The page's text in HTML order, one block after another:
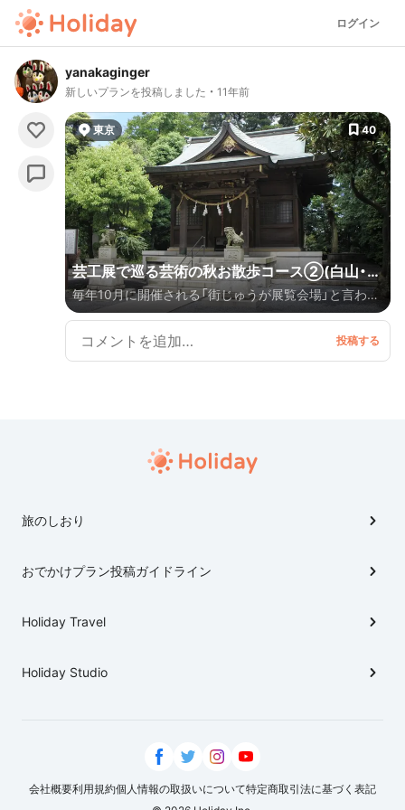
ログイン
yanakaginger
新しいプランを投稿しました 11年前
東京 40
芸工展で巡る芸術の秋お散歩コース②(白山・本
駒込〜西日暮里)
毎年10月に開催される「街じゅうが展覧会場」と言われ
ている【芸工展】は、20年以上続く一大アートイベント
です。西日暮里、日暮里、鶯谷、上野、湯島、根津、千駄
木、本駒込、白山辺りまでを含む広大な地域で一斉に開
旅のしおり
おでかけプラン投稿ガイドライン
Holiday Travel
Holiday Studio
会社概要利用規約個人情報の取扱いについて特定商取引法に基づく表記